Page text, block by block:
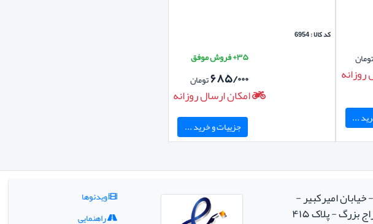
تومان
...
کد کالا : 6954
۳۵+ فروش موفق
۶۸۵/۰۰۰تومان
امکان ارسال روزانه
جزییات و خرید ...
امیرکبیر -
- پلاک ۴۱۵
ویدئوها
راهنمایی